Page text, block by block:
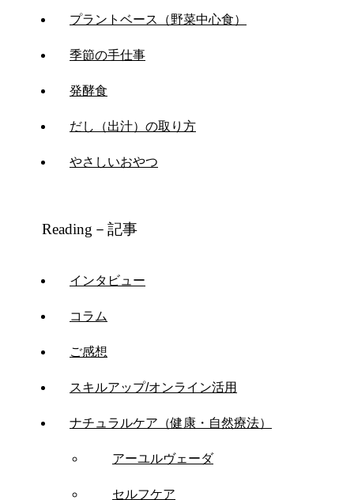
プラントベース（野菜中心食）
季節の手仕事
発酵食
だし（出汁）の取り方
やさしいおやつ
Reading－記事
インタビュー
コラム
ご感想
スキルアップ/オンライン活用
ナチュラルケア（健康・自然療法）
アーユルヴェーダ
セルフケア